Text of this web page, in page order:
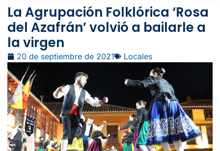
La Agrupación Folklórica ‘Rosa
del Azafrán’ volvió a bailarle a
la virgen
20 de septiembre de 2021 Locales